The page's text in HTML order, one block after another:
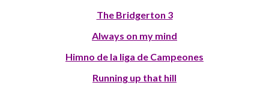
The Bridgerton 3
Always on my mind
Himno de la liga de Campeones
Running up that hill